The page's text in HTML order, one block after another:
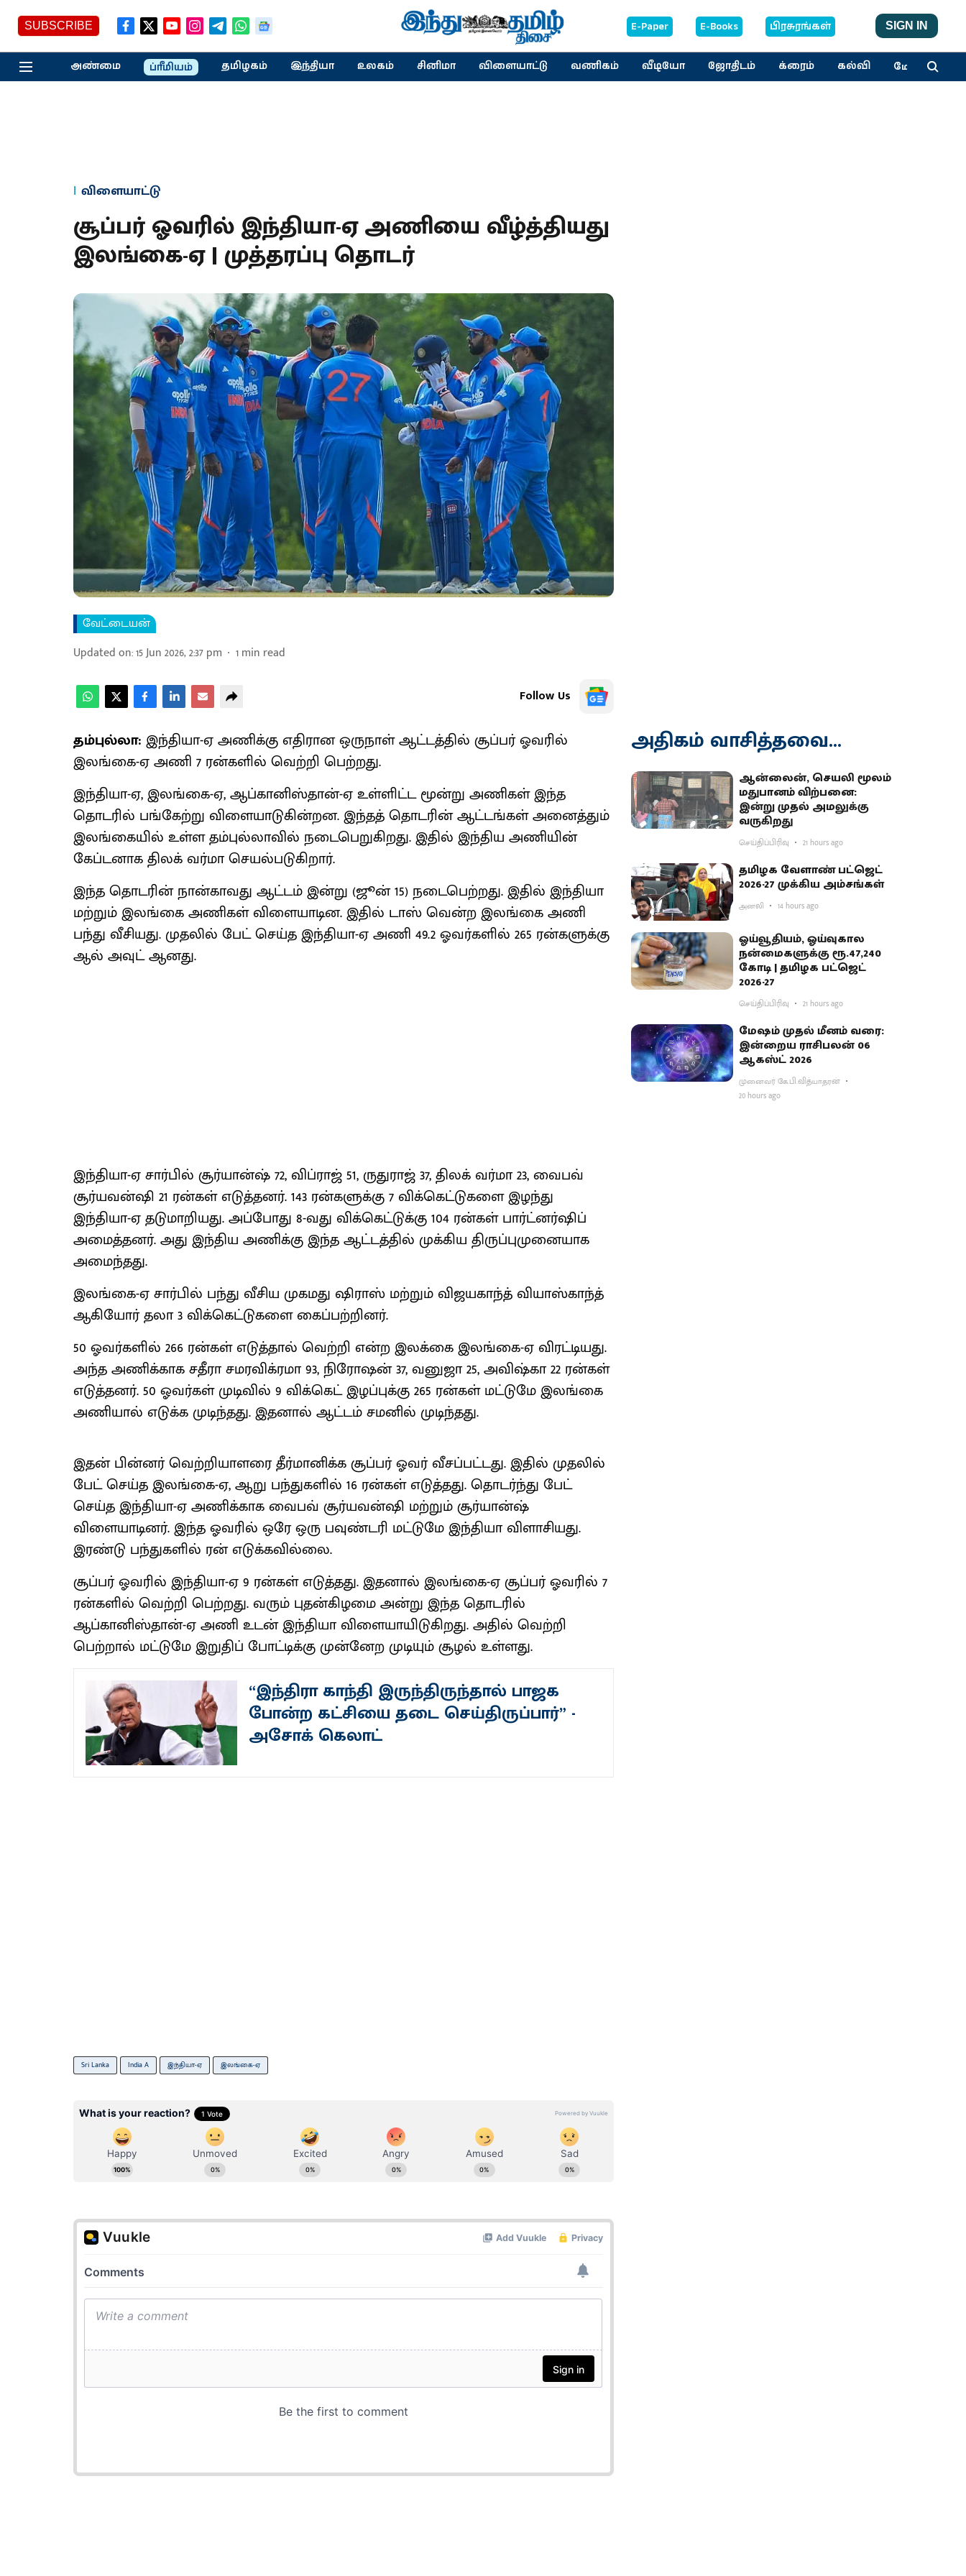
SUBSCRIBE E-Paper E-Books பிரசுரங்கள் SIGN IN
அண்மை ப்ரீமியம் தமிழகம் இந்தியா உலகம் சினிமா விளையாட்டு வணிகம் வீடியோ ஜோதிடம் க்ரைம் கல்வி மேலும்
விளையாட்டு
சூப்பர் ஓவரில் இந்தியா-ஏ அணியை வீழ்த்தியது
இலங்கை-ஏ | முத்தரப்பு தொடர்
வேட்டையன்
Updated on:15 Jun 2026, 2:37 pm 1min read
Follow Us
தம்புல்லா: இந்தியா-ஏ அணிக்கு எதிரான ஒருநாள் ஆட்டத்தில் சூப்பர் ஓவரில்
இலங்கை-ஏ அணி 7 ரன்களில் வெற்றி பெற்றது.
இந்தியா-ஏ, இலங்கை-ஏ, ஆப்கானிஸ்தான்-ஏ உள்ளிட்ட மூன்று அணிகள் இந்த
தொடரில் பங்கேற்று விளையாடுகின்றன. இந்தத் தொடரின் ஆட்டங்கள் அனைத்தும்
இலங்கையில் உள்ள தம்புல்லாவில் நடைபெறுகிறது. இதில் இந்திய அணியின்
கேப்டனாக திலக் வர்மா செயல்படுகிறார்.
இந்த தொடரின் நான்காவது ஆட்டம் இன்று (ஜூன் 15) நடைபெற்றது. இதில் இந்தியா
மற்றும் இலங்கை அணிகள் விளையாடின. இதில் டாஸ் வென்ற இலங்கை அணி
பந்து வீசியது. முதலில் பேட் செய்த இந்தியா-ஏ அணி 49.2 ஓவர்களில் 265 ரன்களுக்கு
ஆல் அவுட் ஆனது.
இந்தியா-ஏ சார்பில் சூர்யான்ஷ் 72, விப்ராஜ் 51, ருதுராஜ் 37, திலக் வர்மா 23, வைபவ்
சூர்யவன்ஷி 21 ரன்கள் எடுத்தனர். 143 ரன்களுக்கு 7 விக்கெட்டுகளை இழந்து
இந்தியா-ஏ தடுமாறியது. அப்போது 8-வது விக்கெட்டுக்கு 104 ரன்கள் பார்ட்னர்ஷிப்
அமைத்தனர். அது இந்திய அணிக்கு இந்த ஆட்டத்தில் முக்கிய திருப்புமுனையாக
அமைந்தது.
இலங்கை-ஏ சார்பில் பந்து வீசிய முகமது ஷிராஸ் மற்றும் விஜயகாந்த் வியாஸ்காந்த்
ஆகியோர் தலா 3 விக்கெட்டுகளை கைப்பற்றினர்.
50 ஓவர்களில் 266 ரன்கள் எடுத்தால் வெற்றி என்ற இலக்கை இலங்கை-ஏ விரட்டியது.
அந்த அணிக்காக சதீரா சமரவிக்ரமா 93, நிரோஷன் 37, வனுஜா 25, அவிஷ்கா 22 ரன்கள்
எடுத்தனர். 50 ஓவர்கள் முடிவில் 9 விக்கெட் இழப்புக்கு 265 ரன்கள் மட்டுமே இலங்கை
அணியால் எடுக்க முடிந்தது. இதனால் ஆட்டம் சமனில் முடிந்தது.
இதன் பின்னர் வெற்றியாளரை தீர்மானிக்க சூப்பர் ஓவர் வீசப்பட்டது. இதில் முதலில்
பேட் செய்த இலங்கை-ஏ, ஆறு பந்துகளில் 16 ரன்கள் எடுத்தது. தொடர்ந்து பேட்
செய்த இந்தியா-ஏ அணிக்காக வைபவ் சூர்யவன்ஷி மற்றும் சூர்யான்ஷ்
விளையாடினர். இந்த ஓவரில் ஒரே ஒரு பவுண்டரி மட்டுமே இந்தியா விளாசியது.
இரண்டு பந்துகளில் ரன் எடுக்கவில்லை.
சூப்பர் ஓவரில் இந்தியா-ஏ 9 ரன்கள் எடுத்தது. இதனால் இலங்கை-ஏ சூப்பர் ஓவரில் 7
ரன்களில் வெற்றி பெற்றது. வரும் புதன்கிழமை அன்று இந்த தொடரில்
ஆப்கானிஸ்தான்-ஏ அணி உடன் இந்தியா விளையாயிடுகிறது. அதில் வெற்றி
பெற்றால் மட்டுமே இறுதிப் போட்டிக்கு முன்னேற முடியும் சூழல் உள்ளது.
“இந்திரா காந்தி இருந்திருந்தால் பாஜக
போன்ற கட்சியை தடை செய்திருப்பார்” -
அசோக் கெலாட்
Sri Lanka India A இந்தியா-ஏ இலங்கை-ஏ
அதிகம் வாசித்தவை...
ஆன்லைன், செயலி மூலம்
மதுபானம் விற்பனை:
இன்று முதல் அமலுக்கு
வருகிறது
செய்திப்பிரிவு 21 hours ago
தமிழக வேளாண் பட்ஜெட்
2026-27 முக்கிய அம்சங்கள்
அனலி 14 hours ago
ஓய்வூதியம், ஓய்வுகால
நன்மைகளுக்கு ரூ.47,240
கோடி | தமிழக பட்ஜெட்
2026-27
செய்திப்பிரிவு 21 hours ago
மேஷம் முதல் மீனம் வரை:
இன்றைய ராசிபலன் 06
ஆகஸ்ட் 2026
முனைவர் கே.பி.வித்யாதரன்
20 hours ago